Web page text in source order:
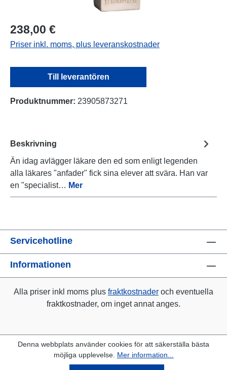
238,00 €
Priser inkl. moms, plus leveranskostnader
Till leverantören
Produktnummer: 23905873271
Beskrivning
Än idag avlägger läkare den ed som enligt legenden
alla läkares "anfader" fick sina elever att svära. Han var
en "specialist… Mer
Servicehotline
Informationen
Alla priser inkl moms plus fraktkostnader och eventuella
fraktkostnader, om inget annat anges.
Denna webbplats använder cookies för att säkerställa bästa
möjliga upplevelse. Mer information...